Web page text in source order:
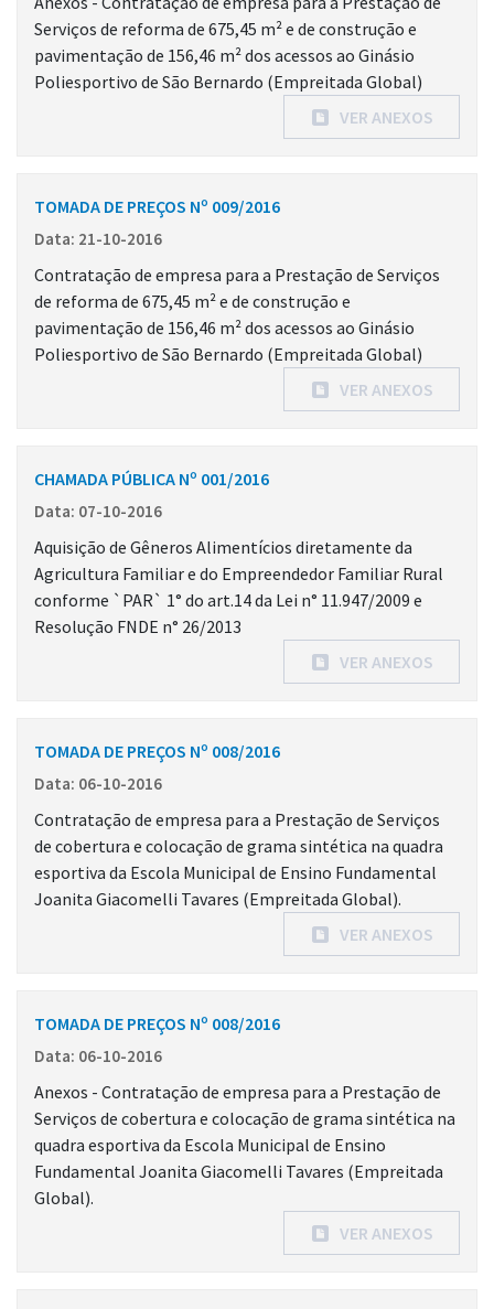
Serviços de reforma de 675,45 m² e de construção e
pavimentação de 156,46 m² dos acessos ao Ginásio
Poliesportivo de São Bernardo (Empreitada Global)
VER ANEXOS
TOMADA DE PREÇOS Nº 009/2016
Data: 21-10-2016
Contratação de empresa para a Prestação de Serviços
de reforma de 675,45 m² e de construção e
pavimentação de 156,46 m² dos acessos ao Ginásio
Poliesportivo de São Bernardo (Empreitada Global)
VER ANEXOS
CHAMADA PÚBLICA Nº 001/2016
Data: 07-10-2016
Aquisição de Gêneros Alimentícios diretamente da
Agricultura Familiar e do Empreendedor Familiar Rural
conforme `PAR` 1° do art.14 da Lei n° 11.947/2009 e
Resolução FNDE n° 26/2013
VER ANEXOS
TOMADA DE PREÇOS Nº 008/2016
Data: 06-10-2016
Contratação de empresa para a Prestação de Serviços
de cobertura e colocação de grama sintética na quadra
esportiva da Escola Municipal de Ensino Fundamental
Joanita Giacomelli Tavares (Empreitada Global).
VER ANEXOS
TOMADA DE PREÇOS Nº 008/2016
Data: 06-10-2016
Anexos - Contratação de empresa para a Prestação de
Serviços de cobertura e colocação de grama sintética na
quadra esportiva da Escola Municipal de Ensino
Fundamental Joanita Giacomelli Tavares (Empreitada
Global).
VER ANEXOS